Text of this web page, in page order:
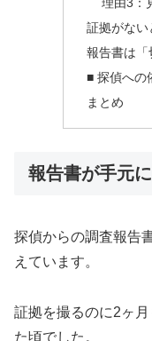
理由3：
証拠がない
報告書は「
■ 探偵への
まとめ
報告書が手元
探偵からの調査報告
えています。
証拠を撮るのに2ヶ
た頃でした。